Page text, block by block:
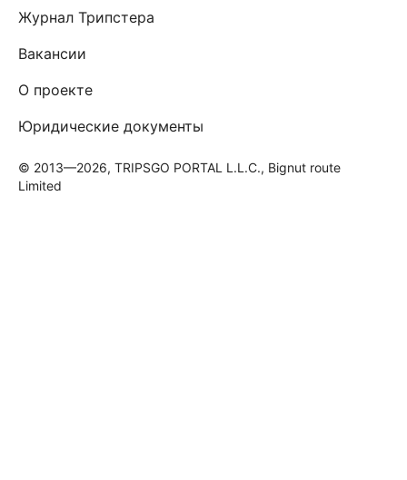
Журнал Трипстера
Вакансии
О проекте
Юридические документы
© 2013—2026, TRIPSGO PORTAL L.L.C., Bignut route
Limited